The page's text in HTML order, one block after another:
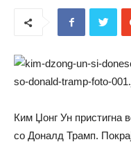
Ким Џонг Ун пристигна
со Доналд Трамп.